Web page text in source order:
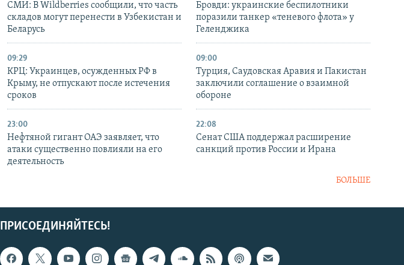
СМИ: В Wildberries сообщили, что часть
складов могут перенести в Узбекистан и
Беларусь
Бровди: украинские беспилотники
поразили танкер «теневого флота» у
Геленджика
09:29
КРЦ: Украинцев, осужденных РФ в
Крыму, не отпускают после истечения
сроков
09:00
Турция, Саудовская Аравия и Пакистан
заключили соглашение о взаимной
обороне
23:00
Нефтяной гигант ОАЭ заявляет, что
атаки существенно повлияли на его
деятельность
22:08
Сенат США поддержал расширение
санкций против России и Ирана
БОЛЬШЕ
ПРИСОЕДИНЯЙТЕСЬ!